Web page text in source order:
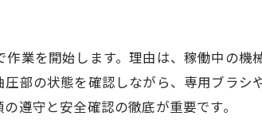
法
プ術
業を開始します。理由は、稼働中の機
部の状態を確認しながら、専用ブラシ
遵守と安全確認の徹底が重要です。